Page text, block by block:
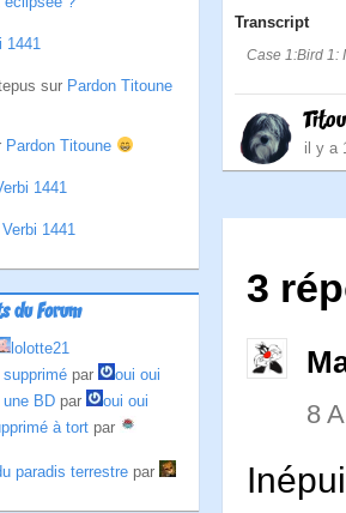
1441
sur Pardon Titoune
Pardon Titoune
1441
Verbi 1441
du Forum
lolotte21
par
oui oui
une BD par
oui oui
à tort par
paradis terrestre par
Transcript
Case 1:Bird 1:
il y a
3
8